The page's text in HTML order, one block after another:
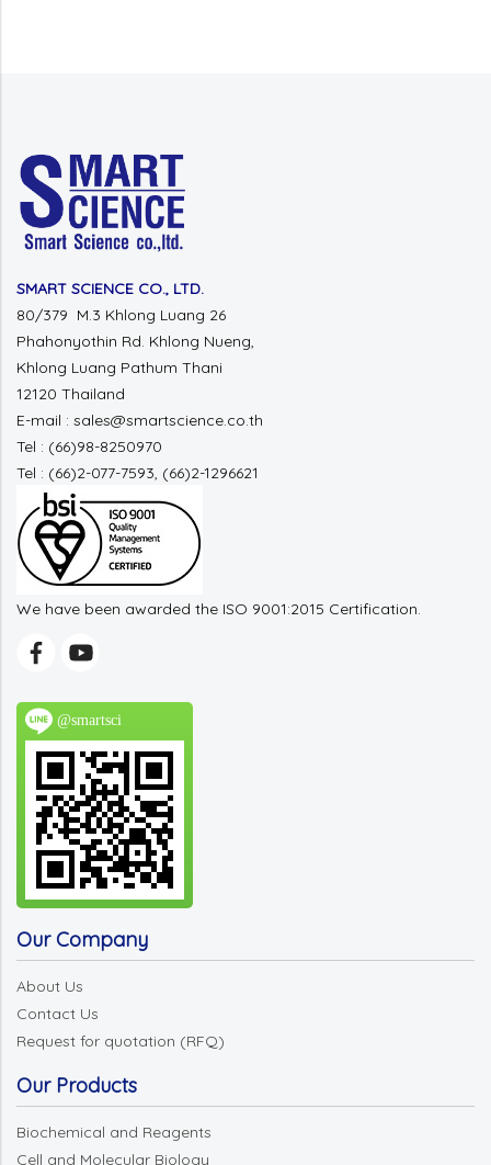
SMART SCIENCE CO., LTD.
80/379 M.3 Khlong Luang 26
Phahonyothin Rd. Khlong Nueng,
Khlong Luang Pathum Thani
12120 Thailand
E-mail : sales@smartscience.co.th
Tel : (66)98-8250970
Tel : (66)2-077-7593, (66)2-1296621
We have been awarded the ISO 9001:2015 Certification.
@smartsci
Our Company
About Us
Contact Us
Request for quotation (RFQ)
Our Products
Biochemical and Reagents
Cell and Molecular Biology